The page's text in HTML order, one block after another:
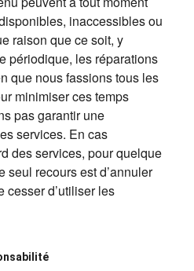
inaccessibles ou
raison que ce soit, y
périodique, les réparations
que nous fassions tous les
minimiser ces temps
pas garantir une
services. En cas
des services, pour quelque
seul recours est d’annuler
cesser d’utiliser les